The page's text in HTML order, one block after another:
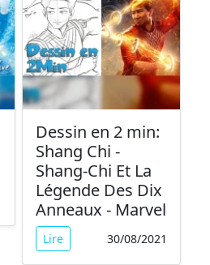
Dessin en 2 min:
Shang Chi -
Shang-Chi Et La
Légende Des Dix
Anneaux - Marvel
Lire 30/08/2021